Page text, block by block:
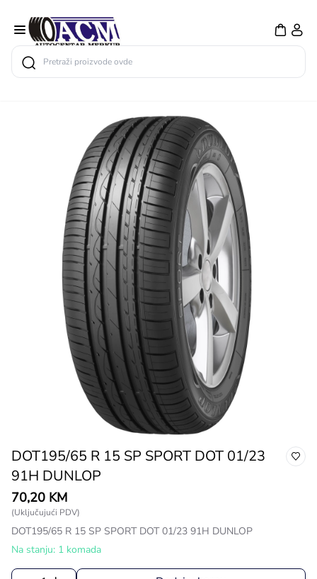
Search
DOT195/65 R 15 SP SPORT DOT 01/23
91H DUNLOP
70,20 KM
(Uključujući PDV)
DOT195/65 R 15 SP SPORT DOT 01/23 91H DUNLOP
Na stanju: 1 komada